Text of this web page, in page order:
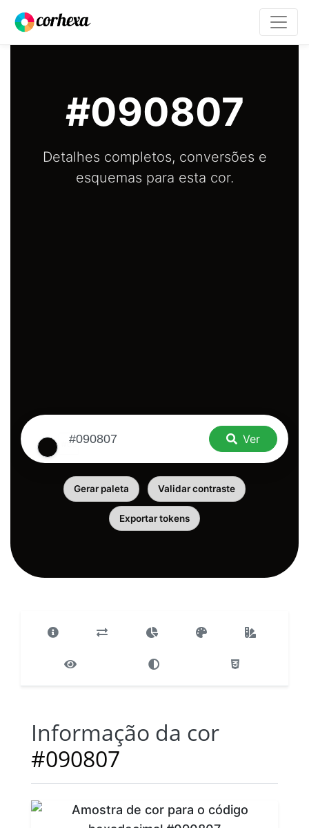
#090807
Detalhes completos, conversões e
esquemas para esta cor.
Ver
Gerar paleta Validar contraste
Exportar tokens
Informação da cor
#090807